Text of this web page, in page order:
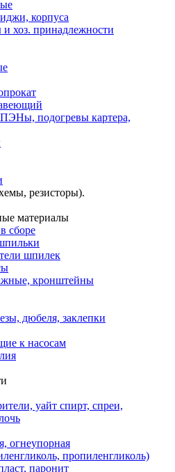
корпуса
хоз. принадлежности
подогревы картера,
резисторы).
материалы
сборе
шпилек
кронштейны
дюбеля, заклепки
к насосам
уайт спирт, спреи,
огнеупорная
пропиленгликоль)
паронит